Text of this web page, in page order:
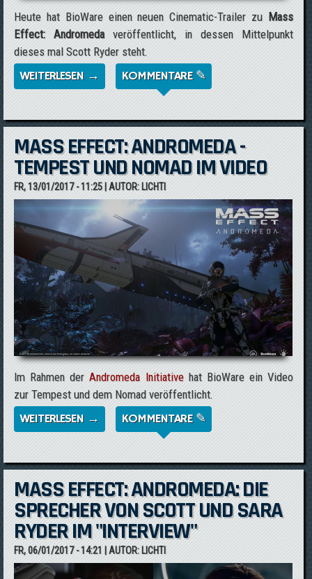
Heute hat BioWare einen neuen Cinematic-Trailer zu Mass
Effect: Andromedaveröffentlicht, in dessen Mittelpunkt
dieses mal Scott Ryder steht.
WEITERLESEN → ÜBER NEUER CINEMATIC-TRAILER ZU MASS
EFFECT: ANDROMEDA
KOMMENTARE ✎
MASS EFFECT: ANDROMEDA -
TEMPEST UND NOMAD IM VIDEO
FR, 13/01/2017 - 11:25| AUTOR: LICHTI
Im Rahmen derAndromeda Initiativehat BioWare ein Video
zur Tempest und dem Nomad veröffentlicht.
WEITERLESEN → ÜBER MASS EFFECT: ANDROMEDA -
TEMPEST UND NOMAD IM VIDEO
KOMMENTARE ✎
MASS EFFECT: ANDROMEDA: DIE
SPRECHER VON SCOTT UND SARA
RYDER IM "INTERVIEW"
FR, 06/01/2017 - 14:21| AUTOR: LICHTI